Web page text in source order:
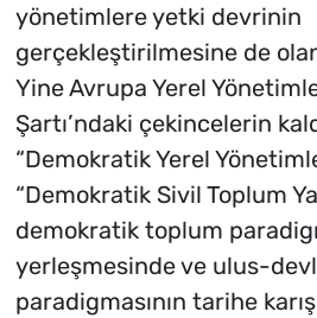
yönetimlere yetki devrinin
gerçekleştirilmesine de
Yine Avrupa Yerel
Şartı’ndaki çekincelerin
“Demokratik Yerel
“Demokratik Sivil Toplum
demokratik toplum
yerleşmesinde ve ulus-
paradigmasının tarihe